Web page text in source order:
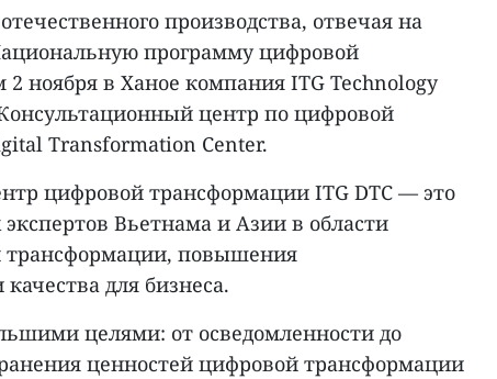
производства, отвечая на
программу цифровой
ноября в Ханое компания ITG Technology
центр по цифровой
Transformation Center.
цифровой трансформации ITG DTC — это
Вьетнама и Азии в области
трансформации, повышения
для бизнеса.
целями: от осведомленности до
ценностей цифровой трансформации